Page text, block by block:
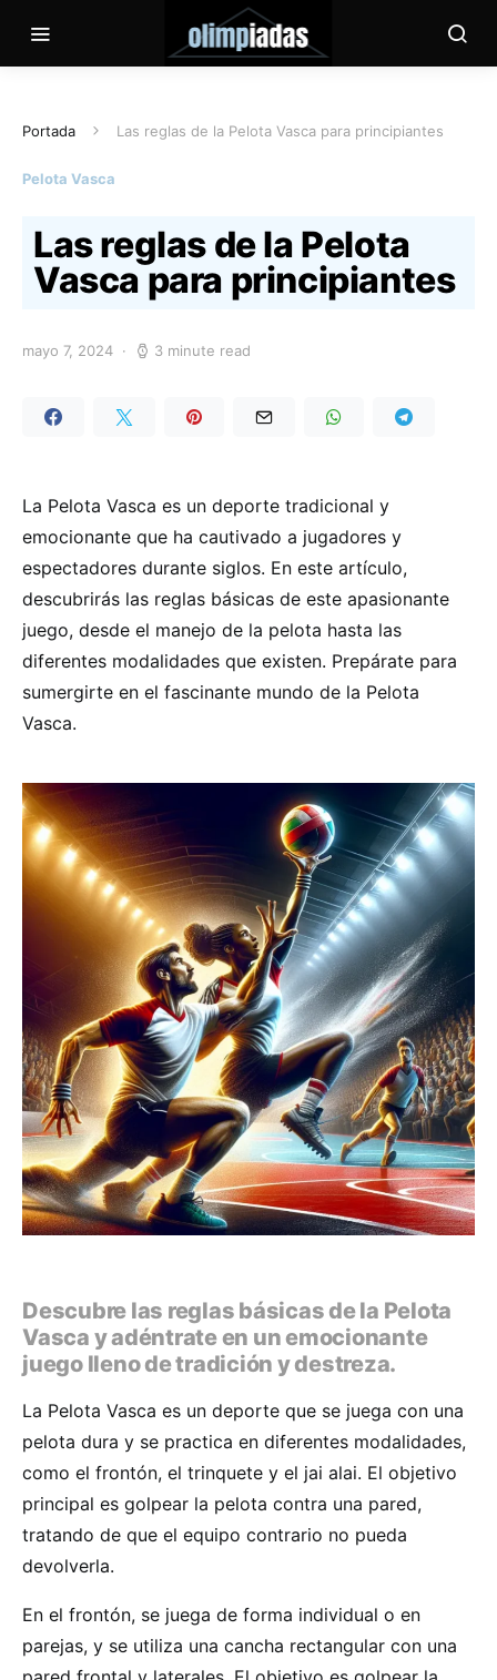
Portada Las reglas de la Pelota Vasca para principiantes
Pelota Vasca
Las reglas de la Pelota
Vasca para principiantes
mayo 7, 2024 3 minute read
La Pelota Vasca es un deporte tradicional y
emocionante que ha cautivado a jugadores y
espectadores durante siglos. En este artículo,
descubrirás las reglas básicas de este apasionante
juego, desde el manejo de la pelota hasta las
diferentes modalidades que existen. Prepárate para
sumergirte en el fascinante mundo de la Pelota
Vasca.
Descubre las reglas básicas de la Pelota
Vasca y adéntrate en un emocionante
juego lleno de tradición y destreza.
La Pelota Vasca es un deporte que se juega con una
pelota dura y se practica en diferentes modalidades,
como el frontón, el trinquete y el jai alai. El objetivo
principal es golpear la pelota contra una pared,
tratando de que el equipo contrario no pueda
devolverla.
En el frontón, se juega de forma individual o en
parejas, y se utiliza una cancha rectangular con una